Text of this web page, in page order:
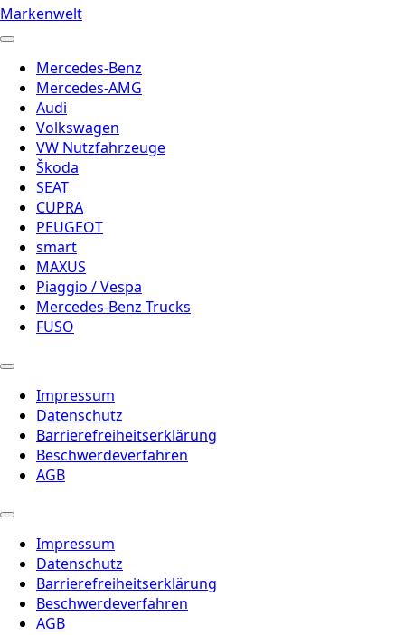
Markenwelt
Mercedes-Benz
Mercedes-AMG
Audi
Volkswagen
VW Nutzfahrzeuge
Škoda
SEAT
CUPRA
PEUGEOT
smart
MAXUS
Piaggio / Vespa
Mercedes-Benz Trucks
FUSO
Impressum
Datenschutz
Barrierefreiheitserklärung
Beschwerdeverfahren
AGB
Impressum
Datenschutz
Barrierefreiheitserklärung
Beschwerdeverfahren
AGB